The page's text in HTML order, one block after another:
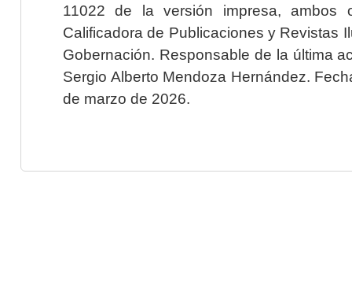
11022 de la versión impresa, ambos
Calificadora de Publicaciones y Revistas
Gobernación. Responsable de la última
Sergio Alberto Mendoza Hernández.
de marzo de 2026.